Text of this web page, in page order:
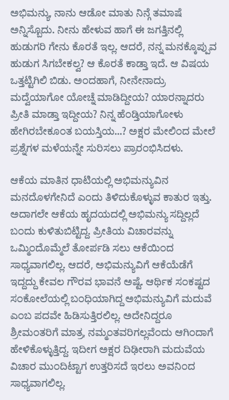
ಅಭಿಮನ್ಯು, ನಾನು ಆಡೋ ಮಾತು ನಿನ್ಗೆ ತಮಾಷೆ
ಅನ್ನಿಸ್ಬೊದು. ನೀನು ಹೇಳುವ ಹಾಗೆ ಈ ಜಗತ್ತಿನಲ್ಲಿ
ಹುಡುಗರಿ ಗೇನು ಕೊರತೆ ಇಲ್ಲ. ಆದರೆ, ನನ್ನ ಮನಕ್ಕೊಪ್ಪುವ
ಹುಡುಗ ಸಿಗಬೇಕಲ್ವ? ಆ ಕೊರತೆ ಕಾಡ್ತಾ ಇದೆ. ಆ ವಿಷಯ
ಒತ್ತಟ್ಟಿಗಿಲಿ ಬಿಡು. ಅಂದಹಾಗೆ, ನೀನೇನಾದ್ರು
ಮದ್ವೆಯಾಗೋ ಯೋಚ್ನೆ ಮಾಡಿದ್ದೀಯ? ಯಾರನ್ನಾದರು
ಪ್ರೀತಿ ಮಾಡ್ತಾ ಇದ್ದೀಯ? ನಿನ್ನ ಹೆಂಡ್ತಿಯಾಗೋಳು
ಹೇಗಿರಬೇಕೂಂತ ಬಯಸ್ತಿಯ…? ಅಕ್ಷರ ಮೇಲಿಂದ ಮೇಲೆ
ಪ್ರಶ್ನೆಗಳ ಮಳೆಯನ್ನೇ ಸುರಿಸಲು ಪ್ರಾರಂಭಿಸಿದಳು.
ಆಕೆಯ ಮಾತಿನ ಧಾಟಿಯಲ್ಲಿ ಅಭಿಮನ್ಯುವಿನ
ಮನದೊಳಗೇನಿದೆ ಎಂದು ತಿಳಿದುಕೊಳ್ಳುವ ಕಾತುರ ಇತ್ತು.
ಅದಾಗಲೇ ಆಕೆಯ ಹೃದಯದಲ್ಲಿ ಅಭಿಮನ್ಯು ಸದ್ದಿಲ್ಲದೆ
ಬಂದು ಕುಳಿತುಬಿಟ್ಟಿದ್ದ. ಪ್ರೀತಿಯ ವಿಚಾರವನ್ನು
ಒಮ್ಮಿಂದೊಮ್ಮೆಲೆ ತೋರ್ಪಡಿ ಸಲು ಆಕೆಯಿಂದ
ಸಾಧ್ಯವಾಗಲಿಲ್ಲ. ಆದರೆ, ಅಭಿಮನ್ಯುವಿಗೆ ಆಕೆಯೆಡೆಗೆ
ಇದ್ದದ್ದು ಕೇವಲ ಗೌರವ ಭಾವನೆ ಅಷ್ಟೆ. ಆರ್ಥಿಕ ಸಂಕಷ್ಟದ
ಸಂಕೋಲೆಯಲ್ಲಿ ಬಂಧಿಯಾಗಿದ್ದ ಅಭಿಮನ್ಯುವಿಗೆ ಮದುವೆ
ಎಂಬ ಪದವೇ ಹಿಡಿಸುತ್ತಿರಲಿಲ್ಲ. ಅದೇನಿದ್ದರೂ
ಶ್ರೀಮಂತರಿಗೆ ಮಾತ್ರ, ನಮ್ಮಂತವರಿಗಲ್ಲವೆಂದು ಆಗಿಂದಾಗೆ
ಹೇಳಿಕೊಳ್ಳುತ್ತಿದ್ದ. ಇದೀಗ ಅಕ್ಷರ ದಿಢೀರಾಗಿ ಮದುವೆಯ
ವಿಚಾರ ಮುಂದಿಟ್ಟಾಗ ಉತ್ತರಿಸದೆ ಇರಲು ಅವನಿಂದ
ಸಾಧ್ಯವಾಗಲಿಲ್ಲ.